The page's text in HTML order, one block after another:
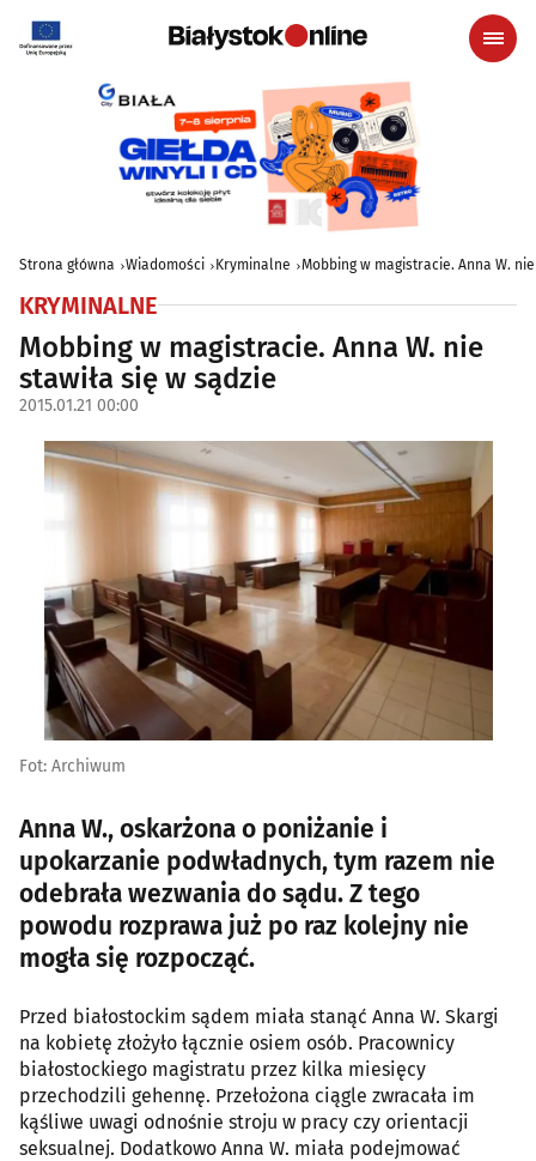
Strona główna Wiadomości Kryminalne Mobbing w magistracie. Anna W.
KRYMINALNE
Mobbing w magistracie. Anna W. nie
stawiła się w sądzie
2015.01.21 00:00
Fot: Archiwum
Anna W., oskarżona o poniżanie i
upokarzanie podwładnych, tym razem nie
odebrała wezwania do sądu. Z tego
powodu rozprawa już po raz kolejny nie
mogła się rozpocząć.
Przed białostockim sądem miała stanąć Anna W. Skargi
na kobietę złożyło łącznie osiem osób. Pracownicy
białostockiego magistratu przez kilka miesięcy
przechodzili gehennę. Przełożona ciągle zwracała im
kąśliwe uwagi odnośnie stroju w pracy czy orientacji
seksualnej. Dodatkowo Anna W. miała podejmować